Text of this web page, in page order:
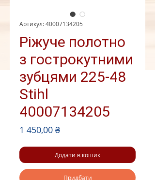
Артикул: 40007134205
Ріжуче полотно
з гострокутними
зубцями 225-48
Stihl
40007134205
1 450,00 ₴Ціна
Додати в кошик
Придбати